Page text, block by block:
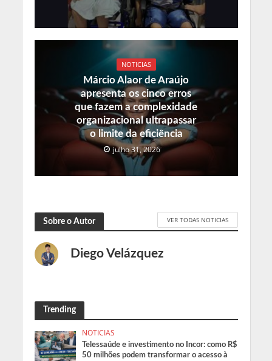
NOTICIAS
Márcio Alaor de Araújo
apresenta os cinco erros
que fazem a complexidade
organizacional ultrapassar
o limite da eficiência
julho 31, 2026
Sobre o Autor VER TODAS NOTICIAS
Diego Velázquez
Trending
NOTICIAS
Telessaúde e investimento no Incor: como R$
50 milhões podem transformar o acesso à